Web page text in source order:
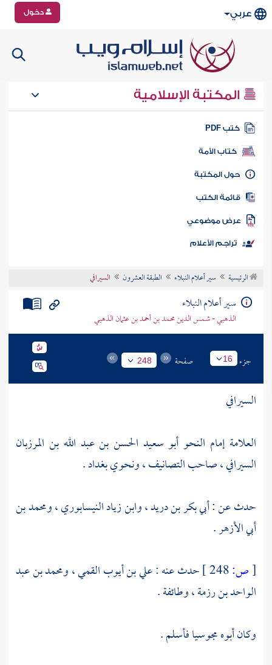
عربي دخول
المكتبة الإسلامية
كتب PDF
كتاب الأمة
المكتبة
الكتب
موضوعي
تراجم الأعلام
الرئيسية سير أعلام النبلاء الطبقة العشرون السيرافي
سير أعلام النبلاء
الذهبي - شمس الدين محمد بن أحمد بن عثمان الذهبي
جزء 16 صفحة 248
السيرافي
العلامة إمام النحو أبو سعيد الحسن بن عبد الله بن المرزبان
السيرافي ، صاحب التصانيف ، ونحويبغداد.
حدث عن :أبي بكر بن دريد،وابن زياد النيسابوري،ومحمد بن
أبي الأزهر.
[ص: حدث عنه :علي بن أيوب القمي،ومحمد بن عبد
الواحد بن رزمة، وطائفة .
وكان أبوه مجوسيا فأسلم .